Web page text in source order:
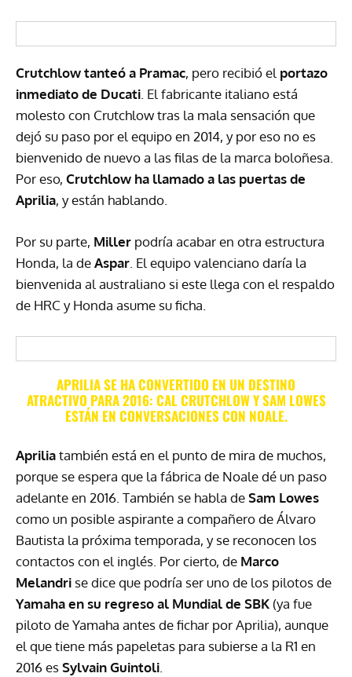
Crutchlow tanteó a Pramac, pero recibió el portazo
inmediato de Ducati . El fabricante italiano está
molesto con Crutchlow tras la mala sensación que
dejó su paso por el equipo en 2014, y por eso no es
bienvenido de nuevo a las filas de la marca boloñesa.
Por eso, Crutchlow ha llamado a las puertas de
Aprilia, y están hablando.
Por su parte, Miller podría acabar en otra estructura
Honda, la deAspar . El equipo valenciano daría la
bienvenida al australiano si este llega con el respaldo
de HRC y Honda asume su ficha.
APRILIA SE HA CONVERTIDO EN UN DESTINO
ATRACTIVO PARA 2016: CAL CRUTCHLOW Y SAM LOWES
ESTÁN EN CONVERSACIONES CON NOALE.
Apriliatambién está en el punto de mira de muchos,
porque se espera que la fábrica de Noale dé un paso
adelante en 2016. También se habla deSam Lowes
como un posible aspirante a compañero de Álvaro
Bautista la próxima temporada, y se reconocen los
contactos con el inglés. Por cierto, de Marco
Melandri se dice que podría ser uno de los pilotos de
Yamaha en su regreso al Mundial de SBK(ya fue
piloto de Yamaha antes de fichar por Aprilia), aunque
el que tiene más papeletas para subierse a la R1 en
2016 esSylvain Guintoli